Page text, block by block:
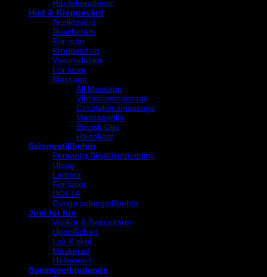
Hårdekorationer
Hud & Kroppsvård
Ansiktsvård
Duschkräm
För män
Kroppslotion
Vaxprodukter
För laser
Massage
All Massage
Vibrationsmassage
Cirkulationsmassage
Massageolja
Eterisk Olja
Hälsokost
Salongstillbehör
Personlig Skyddsutrustning
Utsug
Lampor
För laser
DOFTA
Övriga salongstillbehör
Just for fun
Väskor & Neccesärer
Uppblåsbart
Lek & skoj
Maskerad
Halloween
Sommarerbjudande